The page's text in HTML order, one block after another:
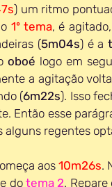
) um ritmo
1º tema, é
(5m04s) é a
oboé logo em
a agitação
(6m22s). Isso
Então esse
alguns regentes
aos 10m26s.
do tema 2.